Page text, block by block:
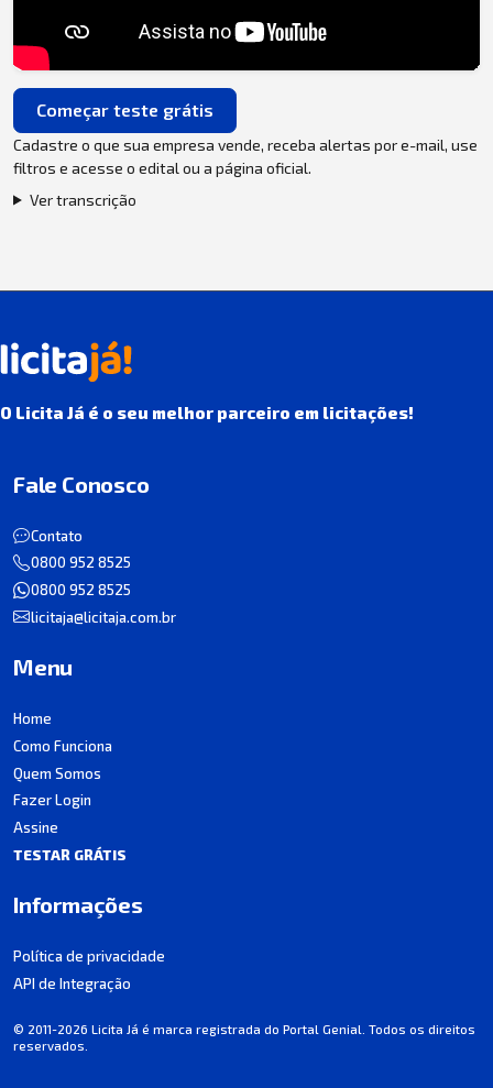
Começar teste grátis
Cadastre o que sua empresa vende, receba alertas por e-mail, use
filtros e acesse o edital ou a página oficial.
Ver transcrição
O Licita Já é o seu melhor parceiro em licitações!
Fale Conosco
Contato
0800 952 8525
0800 952 8525
licitaja@licitaja.com.br
Menu
Home
Como Funciona
Quem Somos
Fazer Login
Assine
TESTAR GRÁTIS
Informações
Política de privacidade
API de Integração
© 2011-2026 Licita Já é marca registrada do Portal Genial. Todos os direitos
reservados.